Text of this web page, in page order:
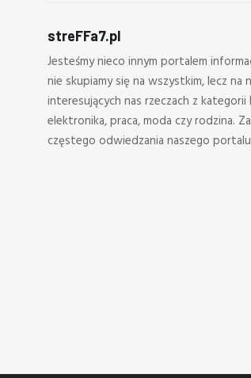
streFFa7.pl
Jesteśmy nieco innym portalem
nie skupiamy się na wszystkim, lecz na
interesujących nas rzeczach z
elektronika, praca, moda czy rodzina.
częstego odwiedzania naszego